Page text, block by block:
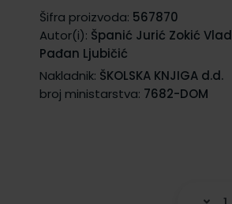
Šifra proizvoda: 567870
Autor(i): Španić Jurić Zokić
Pađan Ljubičić
Nakladnik: ŠKOLSKA KNJIGA d.d.
broj ministarstva: 7682-DOM